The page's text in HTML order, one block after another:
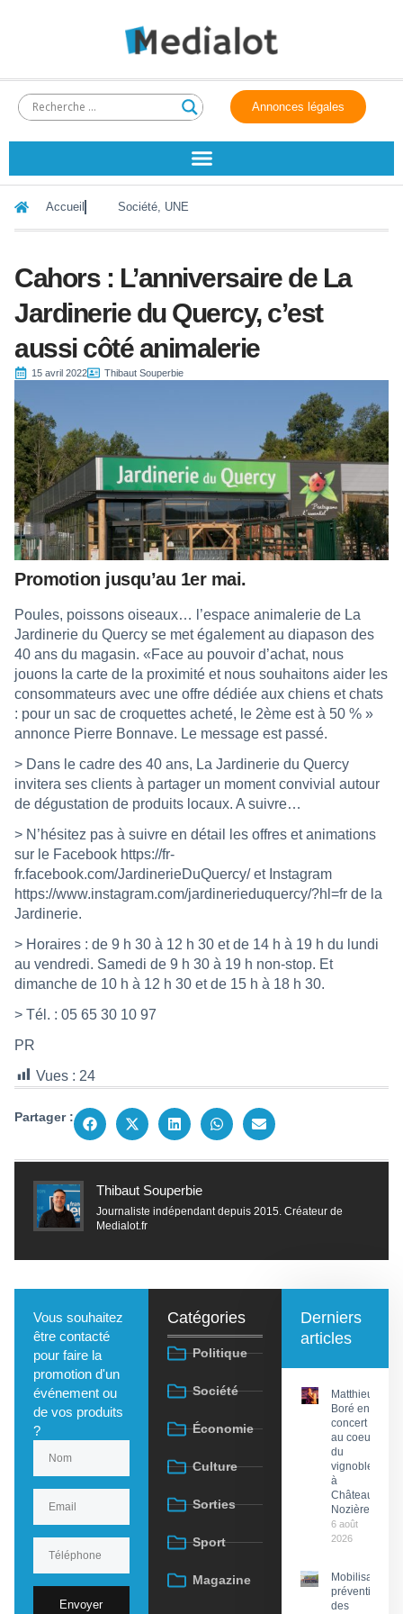
Annonces légales
Accueil Société, UNE
Cahors : L’anniversaire de La
Jardinerie du Quercy, c’est
aussi côté animalerie
15 avril 2022 Thibaut Souperbie
Promotion jusqu’au 1er mai.
Poules, poissons oiseaux… l’espace animalerie de La
Jardinerie du Quercy se met également au diapason des
40 ans du magasin. «Face au pouvoir d’achat, nous
jouons la carte de la proximité et nous souhaitons aider les
consommateurs avec une offre dédiée aux chiens et chats
: pour un sac de croquettes acheté, le 2ème est à 50 % »
annonce Pierre Bonnave. Le message est passé.
> Dans le cadre des 40 ans, La Jardinerie du Quercy
invitera ses clients à partager un moment convivial autour
de dégustation de produits locaux. A suivre…
> N’hésitez pas à suivre en détail les offres et animations
sur le Facebook https://fr-
fr.facebook.com/JardinerieDuQuercy/et Instagram
https://www.instagram.com/jardinerieduquercy/?hl=fr de la
Jardinerie.
> Horaires : de 9 h 30 à 12 h 30 et de 14 h à 19 h du lundi
au vendredi. Samedi de 9 h 30 à 19 h non-stop. Et
dimanche de 10 h à 12 h 30 et de 15 h à 18 h 30.
> Tél. : 05 65 30 10 97
PR
Vues : 24
Partager :
Thibaut Souperbie
Journaliste indépendant depuis 2015. Créateur de
Medialot.fr
Vous souhaitez
être contacté
pour faire la
promotion d'un
événement ou
de vos produits
?
Envoyer
Catégories
Politique
Société
Économie
Culture
Sorties
Sport
Magazine
Derniers
articles
Matthieu
Boré en
concert
au coeur
du
vignoble
à
Château
Nozières
6 août
2026
Mobilisation
préventive
des